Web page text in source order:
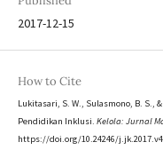
2017-12-15
How to Cite
Lukitasari, S. W., Sulasmono, B. S.,
Pendidikan Inklusi. Kelola: Jurnal
https://doi.org/10.24246/